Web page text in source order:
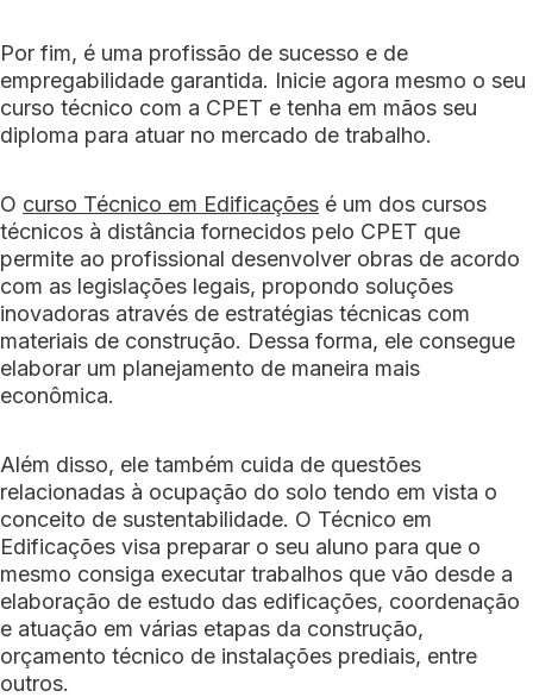
Por fim, é uma profissão de sucesso e de
empregabilidade garantida. Inicie agora mesmo o seu
curso técnico com a CPET e tenha em mãos seu
diploma para atuar no mercado de trabalho.
O curso Técnico em Edificações é um dos cursos
técnicos à distância fornecidos pelo CPET que
permite ao profissional desenvolver obras de acordo
com as legislações legais, propondo soluções
inovadoras através de estratégias técnicas com
materiais de construção. Dessa forma, ele consegue
elaborar um planejamento de maneira mais
econômica.
Além disso, ele também cuida de questões
relacionadas à ocupação do solo tendo em vista o
conceito de sustentabilidade. O Técnico em
Edificações visa preparar o seu aluno para que o
mesmo consiga executar trabalhos que vão desde a
elaboração de estudo das edificações, coordenação
e atuação em várias etapas da construção,
orçamento técnico de instalações prediais, entre
outros.